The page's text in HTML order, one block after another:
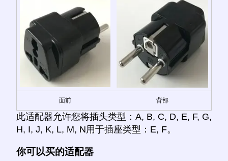
面前 背部
此适配器允许您将插头类型：A, B, C, D, E, F, G,
H, I, J, K, L, M, N用于插座类型：E, F。
你可以买的适配器